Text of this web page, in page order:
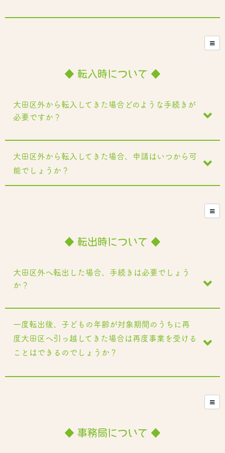
◆ 転入時について ◆
大田区外から転入してきた場合どのような手続きが
必要ですか？
大田区外から転入してきた場合、申請はいつから可
能でしょうか？
◆ 転出時について ◆
大田区外へ転出した場合、手続きは必要でしょう
か？
一度転出後、子どもの年齢が対象期間のうちに再
度大田区へ引っ越してきた場合は再度事業を受ける
ことはできるのでしょうか？
◆ 事務局について ◆